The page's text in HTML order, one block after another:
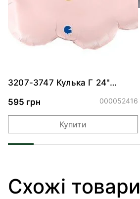
3207-3747 Кулька Г 24"
595 грн
000052416
Купити
Схожі товари